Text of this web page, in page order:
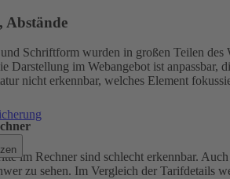
Abstände
Schriftform wurden in großen Teilen des
Darstellung im Webangebot ist anpassbar,
nicht erkennbar, welches Element
im Rechner sind schlecht erkennbar. Auch
zu sehen. Im Vergleich der Tarifdetails